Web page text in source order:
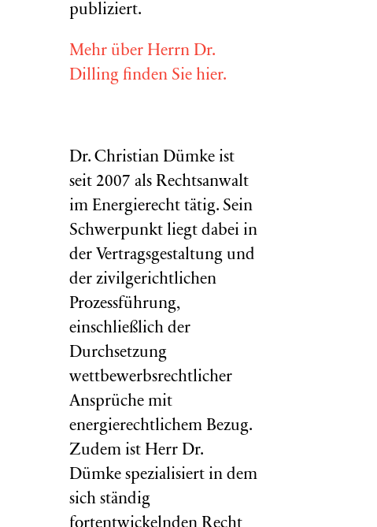
publiziert.
Mehr über Herrn Dr.
Dilling finden Sie hier.
Dr. Christian Dümke ist
seit 2007 als Rechtsanwalt
im Energierecht tätig. Sein
Schwerpunkt liegt dabei in
der Vertragsgestaltung und
der zivilgerichtlichen
Prozessführung,
einschließlich der
Durchsetzung
wettbewerbsrechtlicher
Ansprüche mit
energierechtlichem Bezug.
Zudem ist Herr Dr.
Dümke spezialisiert in dem
sich ständig